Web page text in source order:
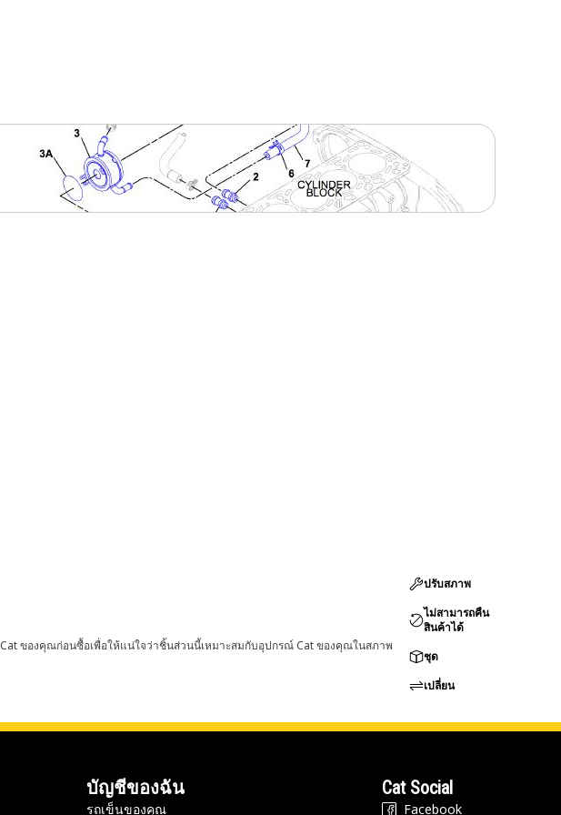
ของคุณก่อนซื้อเพื่อให้แน่ใจว่าชิ้นส่วนนี้เหมาะสมกับอุปกรณ์ Cat ของคุณในสภาพ
ปรับสภาพ
ไม่สามารถคืน
สินค้าได้
ชุด
เปลี่ยน
บัญชีของฉัน
รถเข็นของคุณ
Cat Social
Facebook